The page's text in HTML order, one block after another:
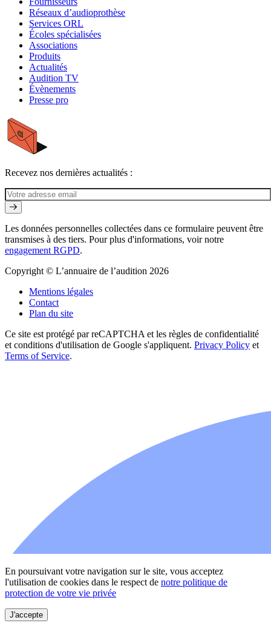
Réseaux d’audioprothèse
Services ORL
Écoles spécialisées
Associations
Produits
Actualités
Audition TV
Évènements
Presse pro
Recevez nos dernières actualités :
Les données personnelles collectées dans ce formulaire peuvent être
transmises à des tiers. Pour plus d'informations, voir notre
engagement RGPD.
Copyright © L’annuaire de l’audition 2026
Mentions légales
Contact
Plan du site
Ce site est protégé par reCAPTCHA et les règles de confidentialité
et conditions d'utilisation de Google s'appliquent. Privacy Policy et
Terms of Service.
En poursuivant votre navigation sur le site, vous acceptez
l'utilisation de cookies dans le respect de notre politique de
protection de votre vie privée
J'accepte